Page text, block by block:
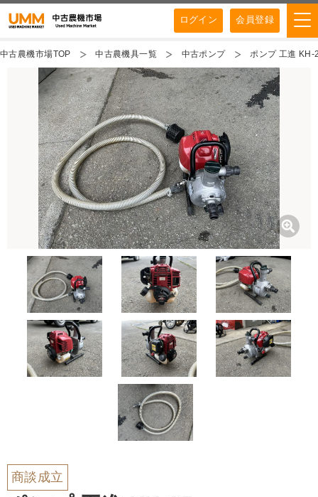
ログイン 会員登録
中古農機市場TOP 中古農機具一覧 中古ポンプ ポンプ 工進 KH-
商談成立